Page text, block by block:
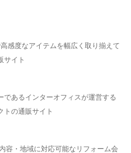
感度なアイテムを幅広く取り揃えて
サイト
あるインターオフィスが運営する
トの通販サイト
容・地域に対応可能なリフォーム会